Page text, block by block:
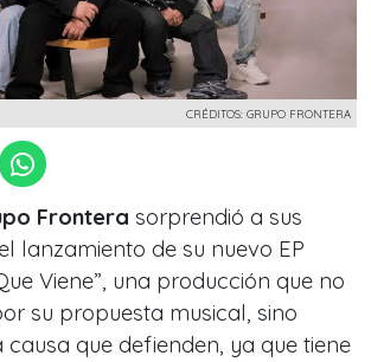
CRÉDITOS: GRUPO FRONTERA
Frontera sorprendió a sus
lanzamiento de su nuevo EP
Viene”, una producción que no
su propuesta musical, sino
que defienden, ya que tiene